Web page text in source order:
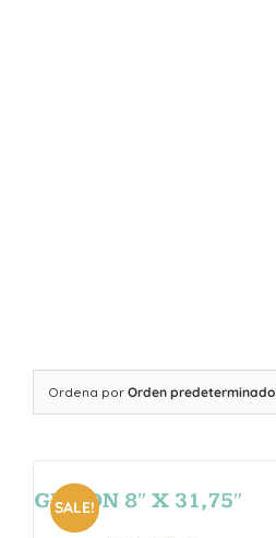
Ordena por Orden predeterminado
SALE!
GIBSON 8″ X 31,75″